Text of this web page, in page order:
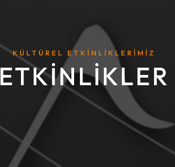
KÜLTÜREL ETKINLIKLERIMIZ
ETKINLIKLER